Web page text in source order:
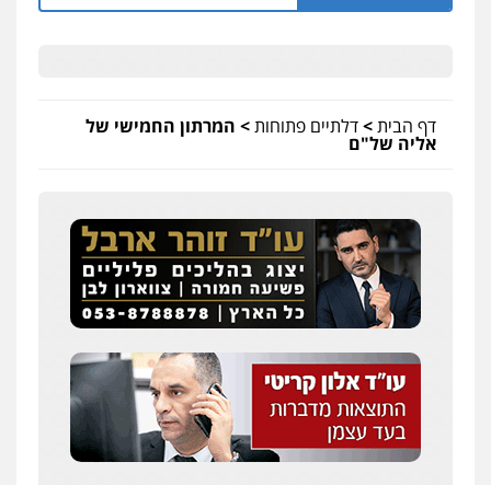
דף הבית>דלתיים פתוחות> המרתון החמישי של
אליה של"ם